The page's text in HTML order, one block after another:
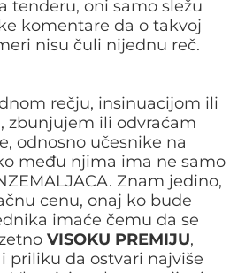
tenderu, oni samo sležu
komentare da o takvoj
nisu čuli nijednu reč.
rečju, insinuacijom ili
zbunjujem ili odvraćam
odnosno učesnike na
među njima ima ne samo
Znam jedino,
cenu, onaj ko bude
imaće čemu da se
VISOKU PREMIJU,
priliku da ostvari najviše